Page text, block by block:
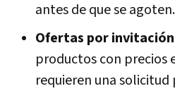
antes de que se agoten.
Ofertas por invitación
productos con precios
requieren una solicitud